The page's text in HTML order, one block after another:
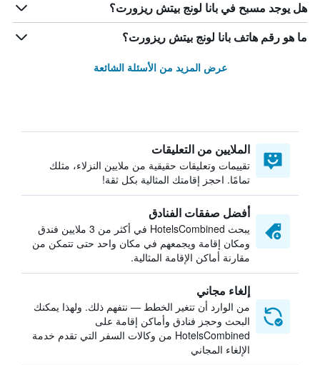
هل يوجد مسبح في بانا لونج بيتش ريزورت؟
ما هو رقم هاتف بانا لونج بيتش ريزورت؟
عرض المزيد من الأسئلة الشائعة
الملايين من التعليقات
تقييمات وتعليقات حقيقية من ملايين النزلاء، مثلك
تمامًا. احجز إقامتك المثالية بكل ثقة!
أفضل صفقات الفنادق
يبحث HotelsCombined في أكثر من 3 ملايين فندق
ومكان إقامة ويجمعهم في مكان واحد حتى تتمكن من
مقارنة أماكن الإقامة المثالية.
إلغاء مجاني
من الوارد أن تتغير الخطط — نتفهم ذلك. ولهذا يمكنك
البحث وحجز فنادق وأماكن إقامة على
HotelsCombined من وكالات السفر التي تقدم خدمة
الإلغاء المجاني